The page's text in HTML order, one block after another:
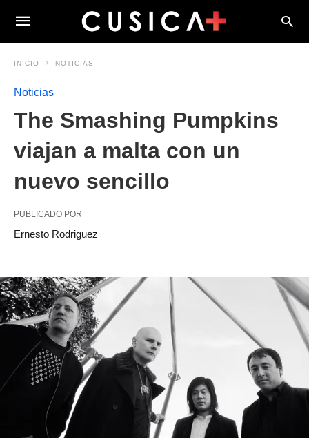
INICIO NOTICIAS
Noticias
The Smashing Pumpkins
viajan a malta con un
nuevo sencillo
PUBLICADO POR
Ernesto Rodriguez